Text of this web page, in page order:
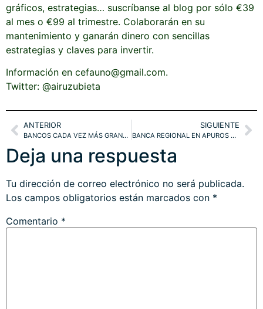
gráficos, estrategias… suscríbanse al blog por sólo €39
al mes o €99 al trimestre. Colaborarán en su
mantenimiento y ganarán dinero con sencillas
estrategias y claves para invertir.
Información en cefauno@gmail.com.
Twitter: @airuzubieta
ANTERIOR
BANCOS CADA VEZ MÁS GRANDES PARA DEJARLOS CAER. EURO.
SIGUIENTE
BANCA REGIONAL EN APUROS Y ESCENARIO SOFT LANDING TAMBIÉN. ¿BOLSAS?
Deja una respuesta
Tu dirección de correo electrónico no será publicada.
Los campos obligatorios están marcados con *
Comentario *